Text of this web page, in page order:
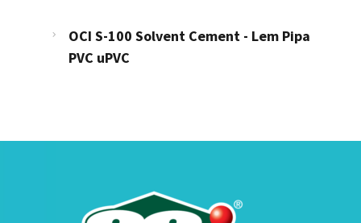
OCI S-100 Solvent Cement - Lem Pipa
PVC uPVC